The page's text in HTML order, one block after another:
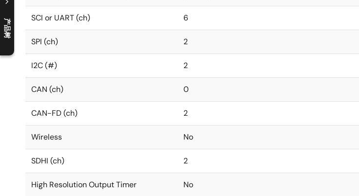
产品树
C
l
o
s
e
p
r
o
d
u
c
t
t
r
e
e
m
e
n
O
p
e
n
p
r
o
d
u
c
t
t
r
e
e
m
e
n
SCI or UART (ch) 6
SPI (ch) 2
I2C (#) 2
CAN (ch) 0
CAN-FD (ch) 2
Wireless No
SDHI (ch) 2
High Resolution Output Timer No